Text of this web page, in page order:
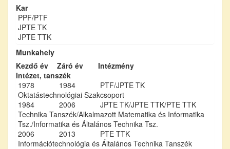
Kar
PPF/PTF
JPTE TK
JPTE TTK
Munkahely
Kezdő év
Záró év
Intézmény
Intézet, tanszék
1978
1984
PTF/JPTE TK
Oktatástechnológiai Szakcsoport
1984
2006
JPTE TK/JPTE TTK/PTE TTK
Technika Tanszék/Alkalmazott Matematika és Informatika
Tsz./Informatika és Általános Technika Tsz.
2006
2013
PTE TTK
Információtechnológia és Általános Technika Tanszék